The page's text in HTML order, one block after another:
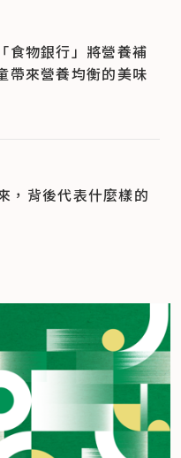
食物銀行」將營養補
帶來營養均衡的美味
，背後代表什麼樣的